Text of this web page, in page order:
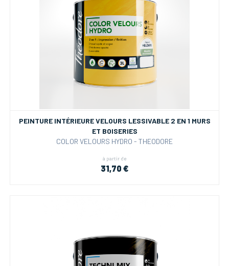
PEINTURE INTÉRIEURE VELOURS LESSIVABLE 2 EN 1 MURS
ET BOISERIES
COLOR VELOURS HYDRO - THEODORE
à partir de
31,70 €